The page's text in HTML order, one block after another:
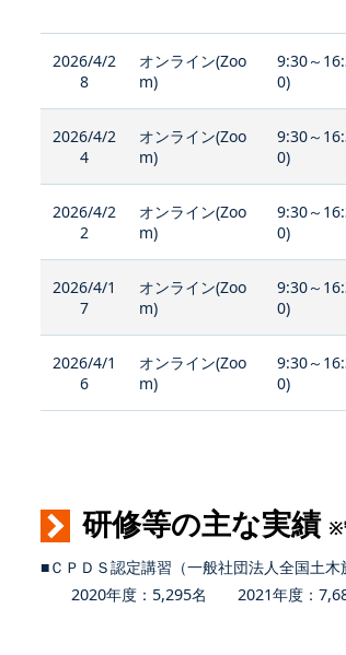
2026/4/2
8
オンライン(Zoo
m)
9:30～
0)
2026/4/2
4
オンライン(Zoo
m)
9:30～
0)
2026/4/2
2
オンライン(Zoo
m)
9:30～
0)
2026/4/1
7
オンライン(Zoo
m)
9:30～
0)
2026/4/1
6
オンライン(Zoo
m)
9:30～
0)
研修等の主な実績 ※
■ＣＰＤＳ認定講習（一般社団法人全国土木
2020年度：5,295名 2021年度：